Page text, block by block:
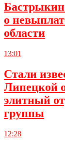
Бастрыкин
о
области
13:01
Стали
Липецкой
элитный
группы
12:28